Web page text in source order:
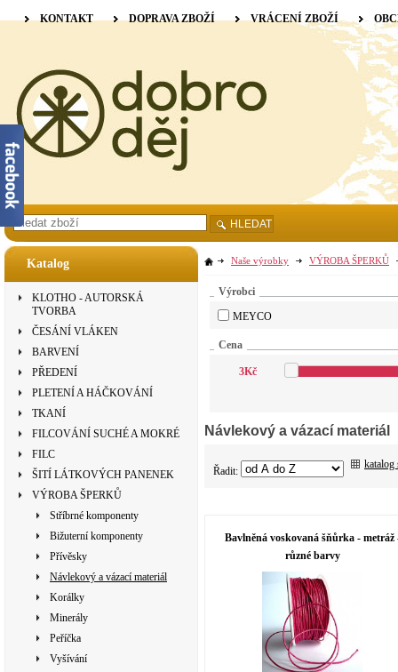
Katalog
KLOTHO - AUTORSKÁ
TVORBA
ČESÁNÍ VLÁKEN
BARVENÍ
PŘEDENÍ
PLETENÍ A HÁČKOVÁNÍ
TKANÍ
FILCOVÁNÍ SUCHÉ A MOKRÉ
FILC
ŠITÍ LÁTKOVÝCH PANENEK
VÝROBA ŠPERKŮ
Stříbrné komponenty
Bižuterní komponenty
Přívěsky
Návlekový a vázací materiál
Korálky
Minerály
Peříčka
Vyšívání
Naše výrobky VÝROBA ŠPERKŮ
Výrobci
MEYCO
Cena
3Kč
Návlekový a vázací materiál
Řadit:
katalog
Bavlněná voskovaná šňůrka - metráž
různé barvy
KONTAKT DOPRAVA ZBOŽÍ VRÁCENÍ ZBOŽÍ
HLEDAT